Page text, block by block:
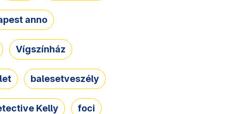
anno
Vígszínház
balesetveszély
Kelly foci